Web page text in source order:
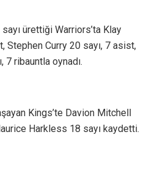
ürettiği Warriors’ta Klay
Stephen Curry 20 sayı, 7 asist,
7 ribauntla oynadı.
Kings’te Davion Mitchell
Harkless 18 sayı kaydetti.